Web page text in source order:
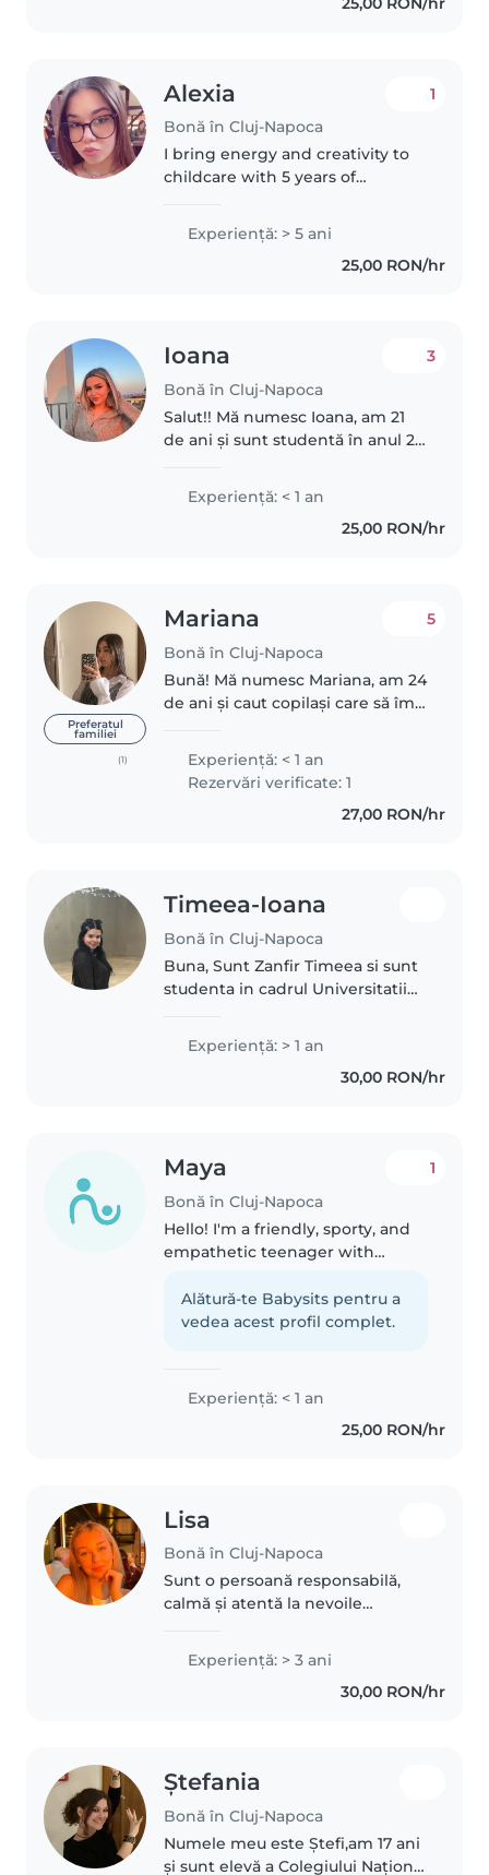
Russian, I use my background..
Alexia
Bonă în Cluj-Napoca
1
I bring energy and creativity to
childcare with 5 years of
toddlers. Fluent in English,
Hungarian, and Romanian, I
make learning fun through
Experienţă: > 5 ani
25,00 RON/hr
Ioana
Bonă în Cluj-Napoca
3
Salut!! Mă numesc Ioana, am 21
de ani și sunt studentă în anul 2
cadrul UBB Cluj-Napoca. Sunt o
persoană calmă, empatică și
pasionată de modul în care..
Experienţă: < 1 an
25,00 RON/hr
Preferatul
familiei
(1)
Mariana
Bonă în Cluj-Napoca
5
Bună! Mă numesc Mariana, am 24
de ani și caut copilași care să îmi
ce plec de la grădi😅 Sunt
pasionată de îngrijirea copiilor,
absolventă a Facultății..
Experienţă: < 1 an
Rezervări verificate: 1
27,00 RON/hr
Timeea-Ioana
Bonă în Cluj-Napoca
Buna, Sunt Zanfir Timeea si sunt
studenta in cadrul Universitatii
Pictura, cu modul pedagogic
(Nivelul 1). Scopul meu in viata
este sa ajung profesor..
Experienţă: > 1 an
30,00 RON/hr
Maya
Bonă în Cluj-Napoca
1
Hello! I'm a friendly, sporty, and
empathetic teenager with
toddlers, and older children. I
love engaging kids with reading,
Alătură-te Babysits pentru a
vedea acest profil complet.
Experienţă: < 1 an
25,00 RON/hr
Lisa
Bonă în Cluj-Napoca
Sunt o persoană responsabilă,
calmă și atentă la nevoile
domeniul îngrijirii copiilor,
ocupându-mă de activități zilnice
precum hrănirea, igiena, joaca și..
Experienţă: > 3 ani
30,00 RON/hr
Ștefania
Bonă în Cluj-Napoca
Numele meu este Ștefi,am 17 ani
și sunt elevă a Colegiului Național